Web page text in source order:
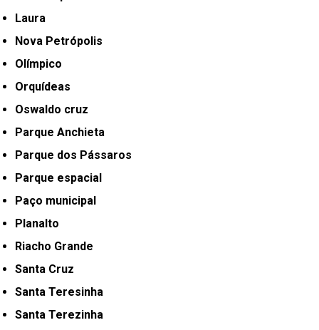
Laura
Nova Petrópolis
Olímpico
Orquídeas
Oswaldo cruz
Parque Anchieta
Parque dos Pássaros
Parque espacial
Paço municipal
Planalto
Riacho Grande
Santa Cruz
Santa Teresinha
Santa Terezinha